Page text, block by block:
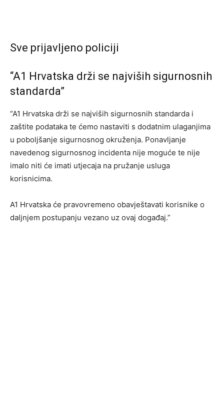
Sve prijavljeno policiji
“A1 Hrvatska drži se najviših sigurnosnih
standarda”
“A1 Hrvatska drži se najviših sigurnosnih standarda i
zaštite podataka te ćemo nastaviti s dodatnim ulaganjima
u poboljšanje sigurnosnog okruženja. Ponavljanje
navedenog sigurnosnog incidenta nije moguće te nije
imalo niti će imati utjecaja na pružanje usluga
korisnicima.
A1 Hrvatska će pravovremeno obavještavati korisnike o
daljnjem postupanju vezano uz ovaj događaj.”